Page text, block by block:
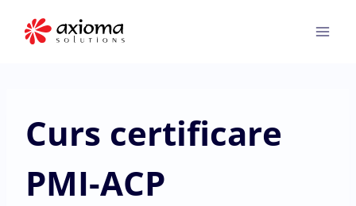
Curs certificare
PMI-ACP